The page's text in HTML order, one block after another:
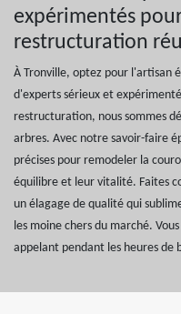
expérimentés
restructuration
À Tronville, optez pour l'artisan
d'experts sérieux et
restructuration, nous sommes
arbres. Avec notre savoir-faire
précises pour remodeler la
équilibre et leur vitalité. Faites
un élagage de qualité qui
les moine chers du marché.
appelant pendant les heures de